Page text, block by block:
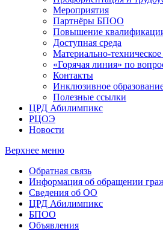
Мероприятия
Партнёры БПОО
Повышение
Доступная среда
Материально-
«Горячая линия» по
Контакты
Инклюзивное
Полезные ссылки
ЦРД Абилимпикс
РЦОЭ
Новости
Верхнее меню
Обратная связь
Информация об обращении
Сведения об ОО
ЦРД Абилимпикс
БПОО
Объявления